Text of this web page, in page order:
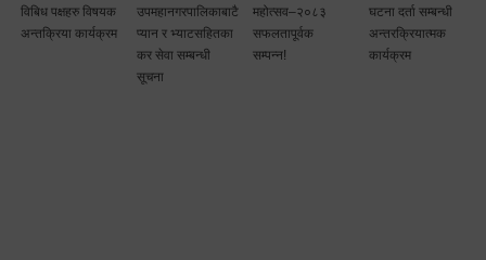
विबिध पक्षहरु विषयक
अन्तक्रिया कार्यक्रम
उपमहानगरपालिकाबाटै
प्यान र भ्याटसहितका
कर सेवा सम्बन्धी
सूचना
महोत्सव–२०८३
सफलतापूर्वक
सम्पन्न!
घटना दर्ता सम्बन्धी
अन्तरक्रियात्मक
कार्यक्रम